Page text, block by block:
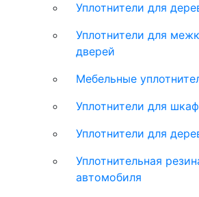
Уплотнители для
Уплотнители для
дверей
Мебельные
Уплотнители для
Уплотнители для
Уплотнительная
автомобиля